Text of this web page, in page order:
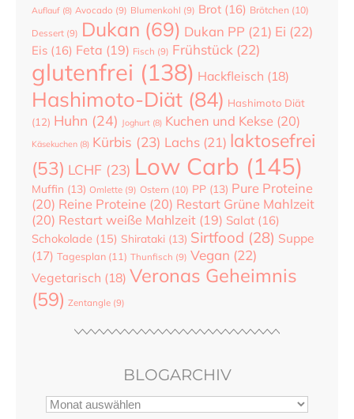
Auflauf (8) Avocado (9) Blumenkohl (9) Brot (16) Brötchen (10)
Dessert (9) Dukan (69) Dukan PP (21) Ei (22)
Eis (16) Feta (19) Fisch (9) Frühstück (22)
glutenfrei (138) Hackfleisch (18)
Hashimoto-Diät (84) Hashimoto Diät
(12) Huhn (24) Joghurt (8) Kuchen und Kekse (20)
Käsekuchen (8) Kürbis (23) Lachs (21) laktosefrei
(53) LCHF (23) Low Carb (145)
Muffin (13) Omlette (9) Ostern (10) PP (13) Pure Proteine
(20) Reine Proteine (20) Restart Grüne Mahlzeit
(20) Restart weiße Mahlzeit (19) Salat (16)
Schokolade (15) Shirataki (13) Sirtfood (28) Suppe
(17) Tagesplan (11) Thunfisch (9) Vegan (22)
Vegetarisch (18) Veronas Geheimnis
(59) Zentangle (9)
BLOGARCHIV